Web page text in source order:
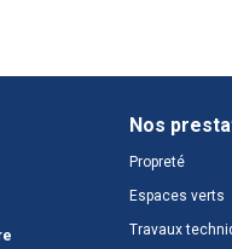
Nos
Propreté
Espaces verts
Travaux